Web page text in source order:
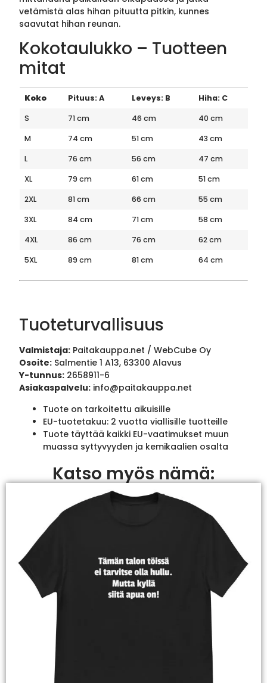
vetämistä alas hihan pituutta pitkin, kunnes
saavutat hihan reunan.
Kokotaulukko – Tuotteen
mitat
Koko Pituus: A Leveys: B
Hiha: C
S
71 cm 46 cm
40 cm
M
74 cm 51 cm
43 cm
L
76 cm 56 cm
47 cm
XL
79 cm 61 cm
51 cm
2XL
81 cm 66 cm
55 cm
3XL
84 cm 71 cm
58 cm
4XL
86 cm 76 cm
62 cm
5XL
89 cm 81 cm 64 cm
Tuoteturvallisuus
Valmistaja: Paitakauppa.net / WebCube Oy
Osoite: Salmentie 1 A13, 63300 Alavus
Y-tunnus: 2658911-6
Asiakaspalvelu: info@paitakauppa.net
Tuote on tarkoitettu aikuisille
EU-tuotetakuu: 2 vuotta viallisille tuotteille
Tuote täyttää kaikki EU-vaatimukset muun
muassa syttyvyyden ja kemikaalien osalta
Katso myös nämä: